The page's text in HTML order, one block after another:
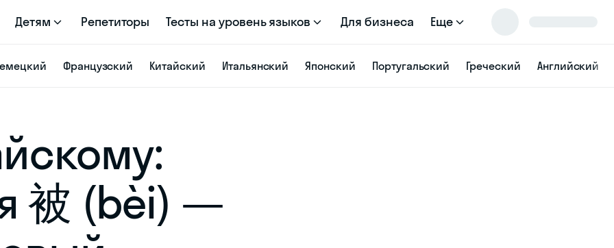
Детям Репетиторы Тесты на уровень языков Для бизнеса Еще
Французский Китайский Итальянский Японский Португальский Греческий Английский
被 (bèi) —